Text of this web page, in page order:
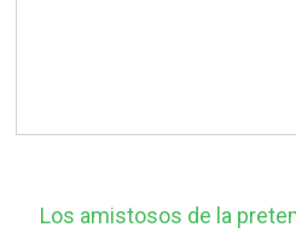
Los amistosos de la